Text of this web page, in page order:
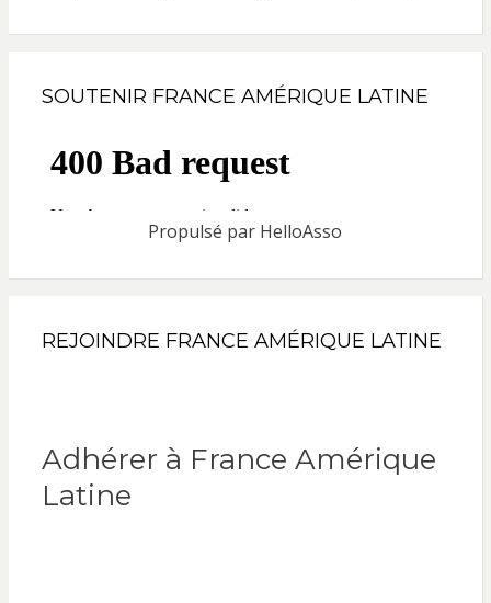
SOUTENIR FRANCE AMÉRIQUE LATINE
Propulsé par HelloAsso
REJOINDRE FRANCE AMÉRIQUE LATINE
Adhérer à France Amérique
Latine